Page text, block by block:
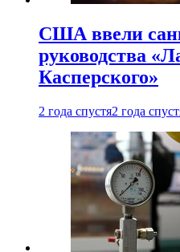
США ввели
руководства
Касперского»
2 года спустя2 года